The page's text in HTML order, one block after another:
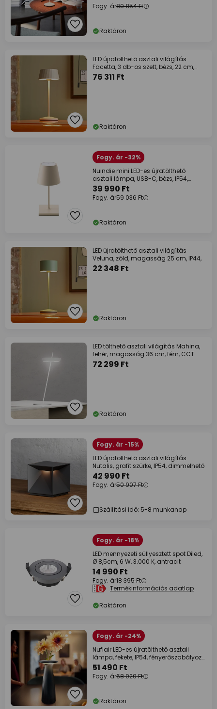
Fogy. ár80 854 Ft
Raktáron
LED újratölthető asztali világítás
Facetta, 3 db-os szett, bézs, 22 cm,
IP44
76 311 Ft
Raktáron
Fogy. ár -32%
Nuindie mini LED-es újratölthető
asztali lámpa, USB-C, bézs, IP54,
dimmelhető
39 990 Ft
Fogy. ár59 036 Ft
Raktáron
LED újratölthető asztali világítás
Veluna, zöld, magasság 25 cm, IP44,
22 348 Ft
Raktáron
LED tölthető asztali világítás Mahina,
fehér, magasság 36 cm, fém, CCT
72 299 Ft
Raktáron
Fogy. ár -15%
LED újratölthető asztali világítás
Nutalis, grafit szürke, IP54, dimmelhető
42 990 Ft
Fogy. ár50 907 Ft
Szállítási idő: 5-8 munkanap
Fogy. ár -18%
LED mennyezeti süllyesztett spot Diled,
Ø 8,5cm, 6 W, 3.000 K, antracit
14 990 Ft
Fogy. ár18 395 Ft
Termékinformációs adatlap
Raktáron
Fogy. ár -24%
Nuflair LED-es újratölthető asztali
lámpa, fekete, IP54, fényerőszabályozó,
24
51 490 Ft
Fogy. ár68 020 Ft
Raktáron